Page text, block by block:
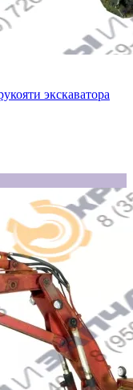
экскаватора